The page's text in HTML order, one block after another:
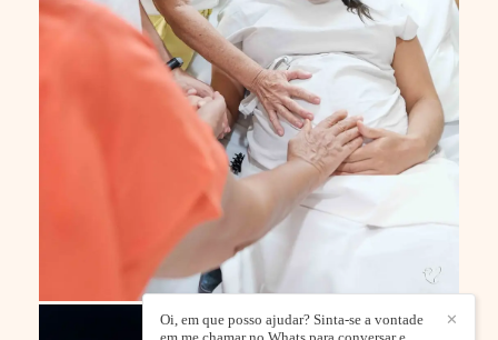
✕
Oi, em que posso ajudar? Sinta-se a vontade